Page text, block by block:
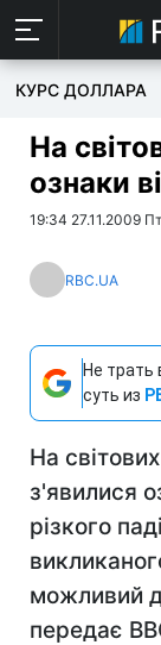
КУРС ДОЛЛАРА
На
ознаки
19:34 27.11.2009 Пт
RBC.UA
Не трать
суть из
На
з'явилися
різкого
можливий
передає